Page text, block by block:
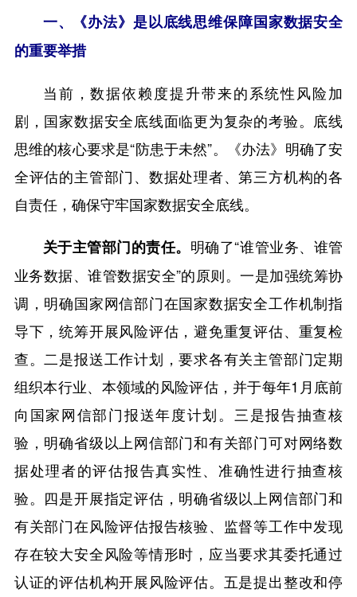
一、《办法》是以底线思维保障国家数据安全
的重要举措
当前，数据依赖度提升带来的系统性风险加
剧，国家数据安全底线面临更为复杂的考验。底线
思维的核心要求是“防患于未然”。《办法》明确了安
全评估的主管部门、数据处理者、第三方机构的各
自责任，确保守牢国家数据安全底线。
关于主管部门的责任。 明确了“谁管业务、谁管
业务数据、谁管数据安全”的原则。一是加强统筹协
调，明确国家网信部门在国家数据安全工作机制指
导下，统筹开展风险评估，避免重复评估、重复检
查。二是报送工作计划，要求各有关主管部门定期
组织本行业、本领域的风险评估，并于每年1月底前
向国家网信部门报送年度计划。三是报告抽查核
验，明确省级以上网信部门和有关部门可对网络数
据处理者的评估报告真实性、准确性进行抽查核
验。四是开展指定评估，明确省级以上网信部门和
有关部门在风险评估报告核验、监督等工作中发现
存在较大安全风险等情形时，应当要求其委托通过
认证的评估机构开展风险评估。五是提出整改和停